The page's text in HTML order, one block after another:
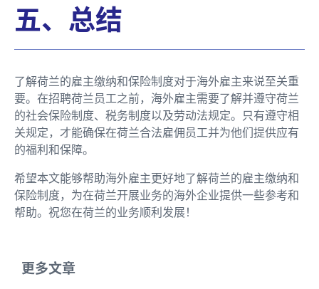
五、总结
了解荷兰的雇主缴纳和保险制度对于海外雇主来说至关重
要。在招聘荷兰员工之前，海外雇主需要了解并遵守荷兰
的社会保险制度、税务制度以及劳动法规定。只有遵守相
关规定，才能确保在荷兰合法雇佣员工并为他们提供应有
的福利和保障。
希望本文能够帮助海外雇主更好地了解荷兰的雇主缴纳和
保险制度，为在荷兰开展业务的海外企业提供一些参考和
帮助。祝您在荷兰的业务顺利发展！
更多文章